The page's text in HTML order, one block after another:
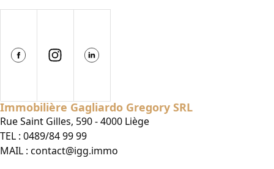
Immobilière Gagliardo Gregory SRL
Rue Saint Gilles, 590 - 4000 Liège
TEL : 0489/84 99 99
MAIL : contact@igg.immo